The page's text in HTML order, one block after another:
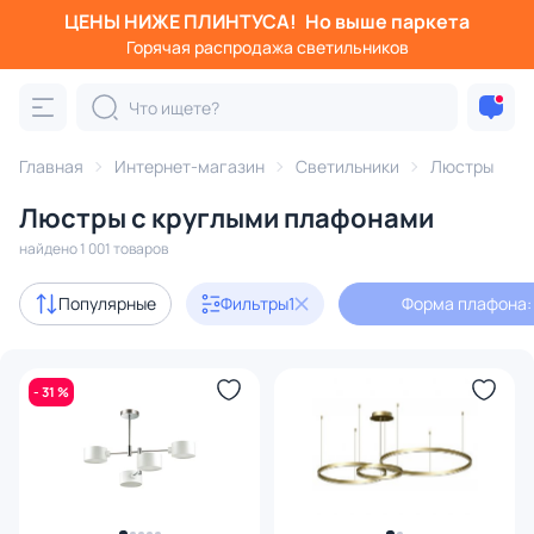
ЦЕНЫ НИЖЕ ПЛИНТУСА! Но выше паркета
Горячая распродажа светильников
Главная Интернет-магазин Светильники Люстры
Люстры с круглыми плафонами
найдено 1 001 товаров
Популярные Фильтры1 Форма плафона:
- 31 %
Фильтры
Категория:
подвесные потолочные светодиодные
Акции 118
Дизайнерский свет 96
В наличии 766